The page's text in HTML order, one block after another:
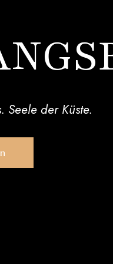
Seele der Küste.